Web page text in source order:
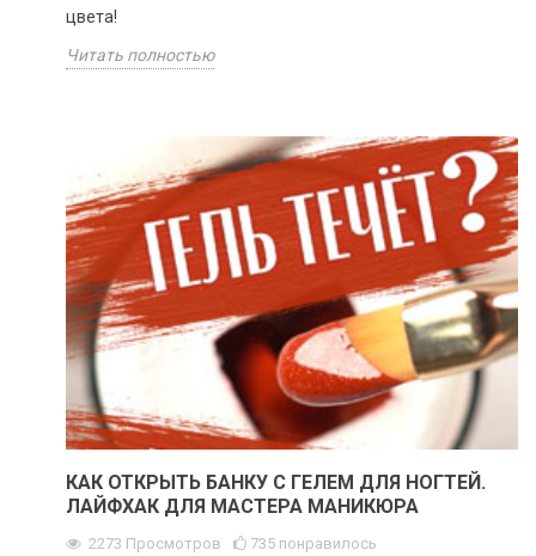
цвета!
Читать полностью
КАК ОТКРЫТЬ БАНКУ С ГЕЛЕМ ДЛЯ НОГТЕЙ.
ЛАЙФХАК ДЛЯ МАСТЕРА МАНИКЮРА
2273 Просмотров 735 понравилось